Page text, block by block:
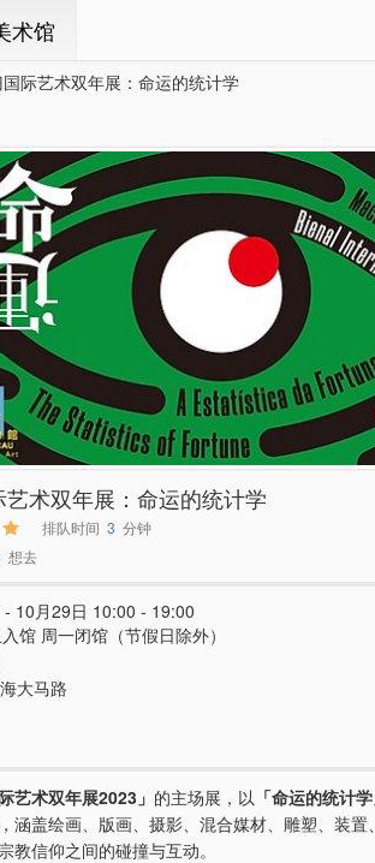
术馆
际艺术双年展：命运的统计学
术双年展：命运的统计学
排队时间 3 分钟
想去
10月29日 10:00 - 19:00
馆 周一闭馆（节假日除外）
大马路
艺术双年展2023」 的主场展，以 「命运的统计学
涵盖绘画、版画、摄影、混合媒材、雕塑、装
教信仰之间的碰撞与互动。